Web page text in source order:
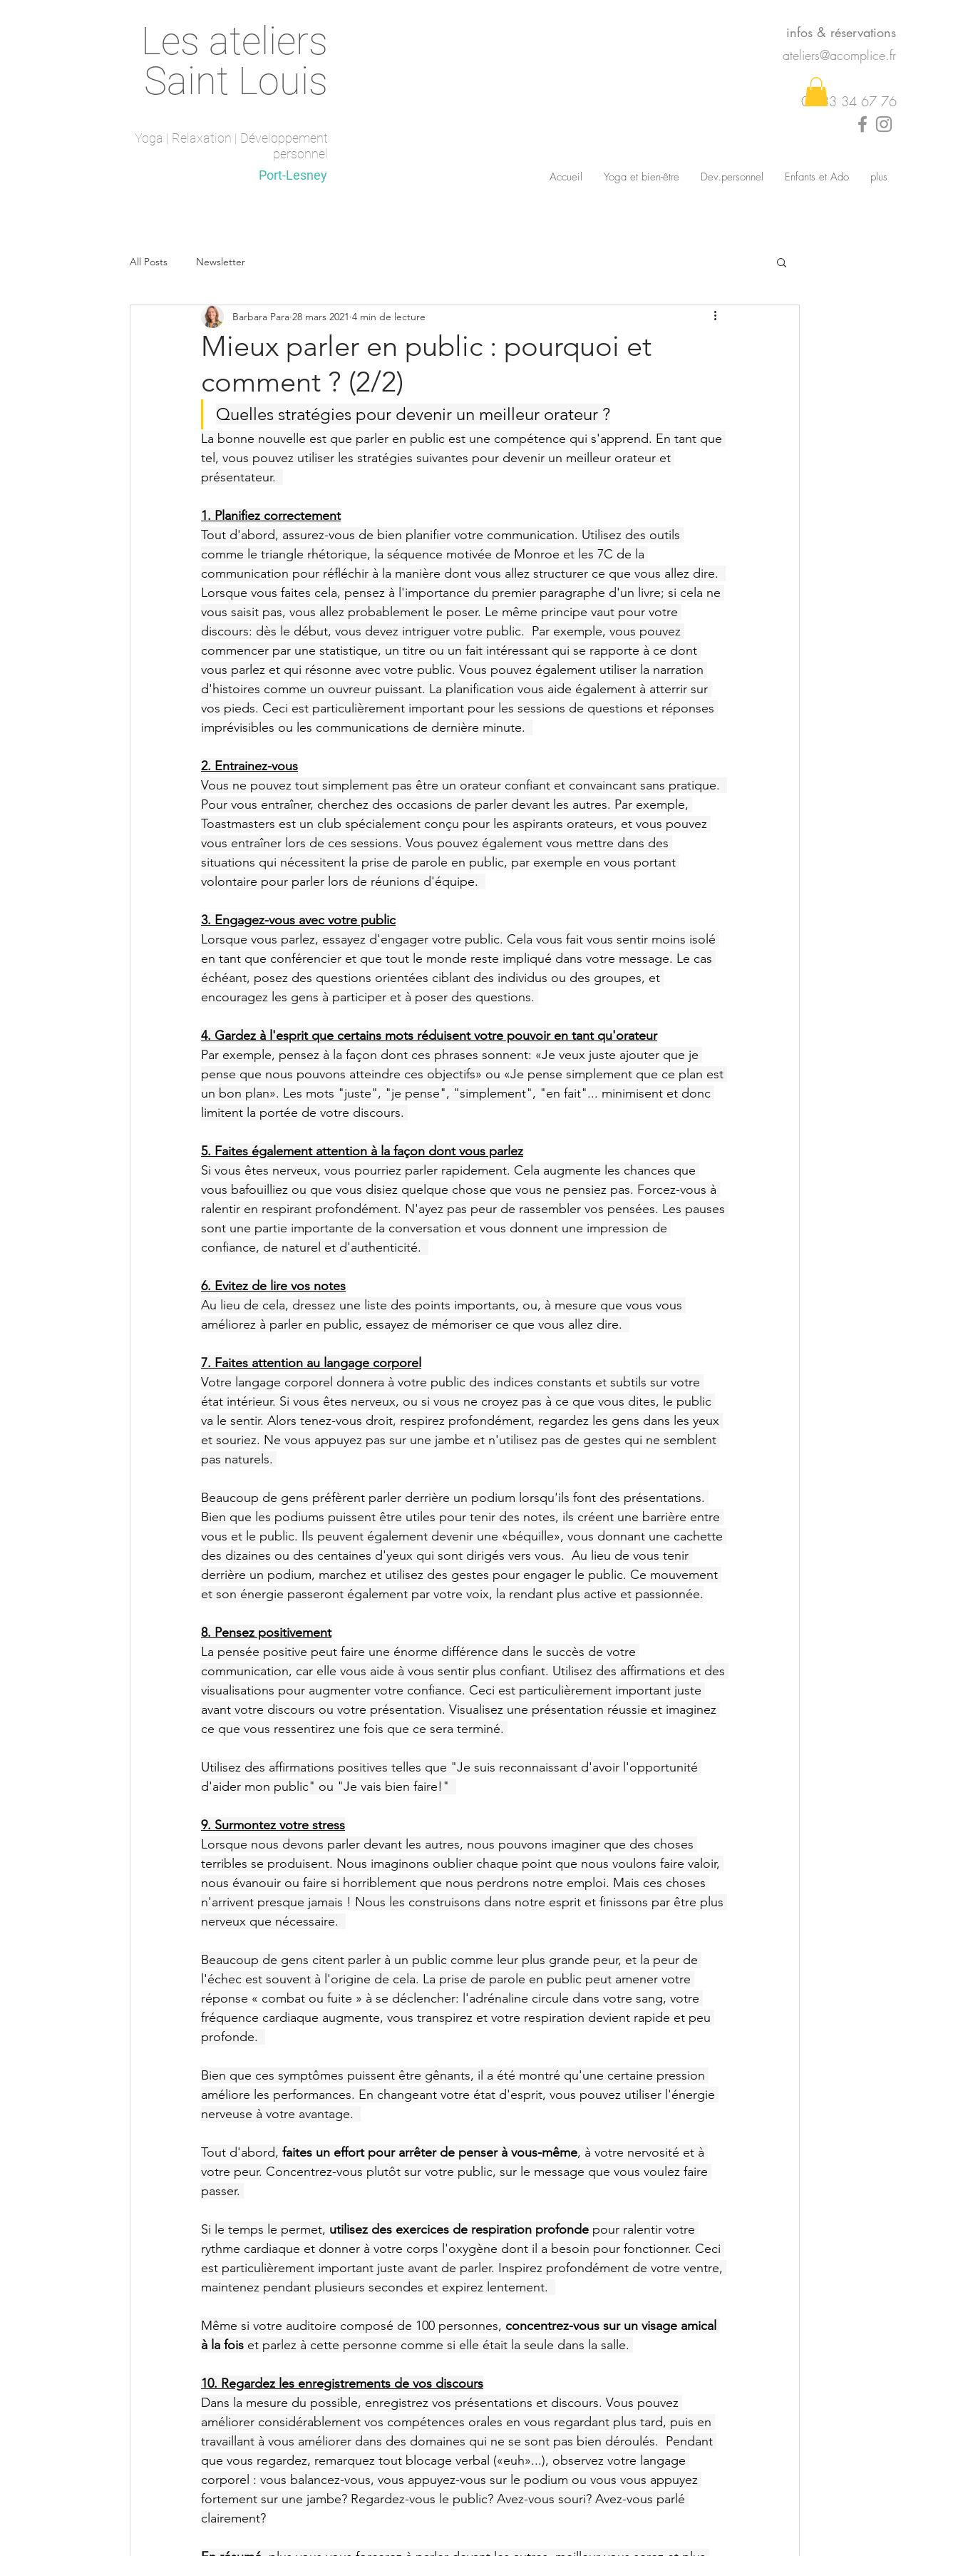
Les ateliers
Saint Louis
Yoga | Relaxation | Développement
personnel
Port-Lesney
infos & réservations
ateliers@acomplice.fr
07 83 34 67 76
Accueil Yoga et bien-être Dev.personnel Enfants et Ado plus
All Posts Newsletter
Mieux parler en public : pourquoi et
comment ? (2/2)
Barbara Para 28 mars 2021 4 min de lecture
Quelles stratégies pour devenir un meilleur orateur ?
La bonne nouvelle est que parler en public est une compétence qui s'apprend. En tant que
tel, vous pouvez utiliser les stratégies suivantes pour devenir un meilleur orateur et
présentateur.
1. Planifiez correctement
Tout d'abord, assurez-vous de bien planifier votre communication. Utilisez des outils
comme le triangle rhétorique, la séquence motivée de Monroe et les 7C de la
communication pour réfléchir à la manière dont vous allez structurer ce que vous allez dire.
Lorsque vous faites cela, pensez à l'importance du premier paragraphe d'un livre; si cela ne
vous saisit pas, vous allez probablement le poser. Le même principe vaut pour votre
discours: dès le début, vous devez intriguer votre public.  Par exemple, vous pouvez
commencer par une statistique, un titre ou un fait intéressant qui se rapporte à ce dont
vous parlez et qui résonne avec votre public. Vous pouvez également utiliser la narration
d'histoires comme un ouvreur puissant. La planification vous aide également à atterrir sur
vos pieds. Ceci est particulièrement important pour les sessions de questions et réponses
imprévisibles ou les communications de dernière minute.
2. Entrainez-vous
Vous ne pouvez tout simplement pas être un orateur confiant et convaincant sans pratique.
Pour vous entraîner, cherchez des occasions de parler devant les autres. Par exemple,
Toastmasters est un club spécialement conçu pour les aspirants orateurs, et vous pouvez
vous entraîner lors de ces sessions. Vous pouvez également vous mettre dans des
situations qui nécessitent la prise de parole en public, par exemple en vous portant
volontaire pour parler lors de réunions d'équipe.
3. Engagez-vous avec votre public
Lorsque vous parlez, essayez d'engager votre public. Cela vous fait vous sentir moins isolé
en tant que conférencier et que tout le monde reste impliqué dans votre message. Le cas
échéant, posez des questions orientées ciblant des individus ou des groupes, et
encouragez les gens à participer et à poser des questions.
4. Gardez à l'esprit que certains mots réduisent votre pouvoir en tant qu'orateur
Par exemple, pensez à la façon dont ces phrases sonnent: «Je veux juste ajouter que je
pense que nous pouvons atteindre ces objectifs» ou «Je pense simplement que ce plan est
un bon plan». Les mots "juste", "je pense", "simplement", "en fait"... minimisent et donc
limitent la portée de votre discours.
5. Faites également attention à la façon dont vous parlez
Si vous êtes nerveux, vous pourriez parler rapidement. Cela augmente les chances que
vous bafouilliez ou que vous disiez quelque chose que vous ne pensiez pas. Forcez-vous à
ralentir en respirant profondément. N'ayez pas peur de rassembler vos pensées. Les pauses
sont une partie importante de la conversation et vous donnent une impression de
confiance, de naturel et d'authenticité.
6. Evitez de lire vos notes
Au lieu de cela, dressez une liste des points importants, ou, à mesure que vous vous
améliorez à parler en public, essayez de mémoriser ce que vous allez dire.
7. Faites attention au langage corporel
Votre langage corporel donnera à votre public des indices constants et subtils sur votre
état intérieur. Si vous êtes nerveux, ou si vous ne croyez pas à ce que vous dites, le public
va le sentir. Alors tenez-vous droit, respirez profondément, regardez les gens dans les yeux
et souriez. Ne vous appuyez pas sur une jambe et n'utilisez pas de gestes qui ne semblent
pas naturels.
Beaucoup de gens préfèrent parler derrière un podium lorsqu'ils font des présentations.
Bien que les podiums puissent être utiles pour tenir des notes, ils créent une barrière entre
vous et le public. Ils peuvent également devenir une «béquille», vous donnant une cachette
des dizaines ou des centaines d'yeux qui sont dirigés vers vous.  Au lieu de vous tenir
derrière un podium, marchez et utilisez des gestes pour engager le public. Ce mouvement
et son énergie passeront également par votre voix, la rendant plus active et passionnée.
8. Pensez positivement
La pensée positive peut faire une énorme différence dans le succès de votre
communication, car elle vous aide à vous sentir plus confiant. Utilisez des affirmations et des
visualisations pour augmenter votre confiance. Ceci est particulièrement important juste
avant votre discours ou votre présentation. Visualisez une présentation réussie et imaginez
ce que vous ressentirez une fois que ce sera terminé.
Utilisez des affirmations positives telles que "Je suis reconnaissant d'avoir l'opportunité
d'aider mon public" ou "Je vais bien faire!"
9. Surmontez votre stress
Lorsque nous devons parler devant les autres, nous pouvons imaginer que des choses
terribles se produisent. Nous imaginons oublier chaque point que nous voulons faire valoir,
nous évanouir ou faire si horriblement que nous perdrons notre emploi. Mais ces choses
n'arrivent presque jamais ! Nous les construisons dans notre esprit et finissons par être plus
nerveux que nécessaire.
Beaucoup de gens citent parler à un public comme leur plus grande peur, et la peur de
l'échec est souvent à l'origine de cela. La prise de parole en public peut amener votre
réponse « combat ou fuite » à se déclencher: l'adrénaline circule dans votre sang, votre
fréquence cardiaque augmente, vous transpirez et votre respiration devient rapide et peu
profonde.
Bien que ces symptômes puissent être gênants, il a été montré qu'une certaine pression
améliore les performances. En changeant votre état d'esprit, vous pouvez utiliser l'énergie
nerveuse à votre avantage.
Tout d'abord, faites un effort pour arrêter de penser à vous-même, à votre nervosité et à
votre peur. Concentrez-vous plutôt sur votre public, sur le message que vous voulez faire
passer.
Si le temps le permet, utilisez des exercices de respiration profonde pour ralentir votre
rythme cardiaque et donner à votre corps l'oxygène dont il a besoin pour fonctionner. Ceci
est particulièrement important juste avant de parler. Inspirez profondément de votre ventre,
maintenez pendant plusieurs secondes et expirez lentement.
Même si votre auditoire composé de 100 personnes, concentrez-vous sur un visage amical
à la fois et parlez à cette personne comme si elle était la seule dans la salle.
10. Regardez les enregistrements de vos discours
Dans la mesure du possible, enregistrez vos présentations et discours. Vous pouvez
améliorer considérablement vos compétences orales en vous regardant plus tard, puis en
travaillant à vous améliorer dans des domaines qui ne se sont pas bien déroulés.  Pendant
que vous regardez, remarquez tout blocage verbal («euh»...), observez votre langage
corporel : vous balancez-vous, vous appuyez-vous sur le podium ou vous vous appuyez
fortement sur une jambe? Regardez-vous le public? Avez-vous souri? Avez-vous parlé
clairement?